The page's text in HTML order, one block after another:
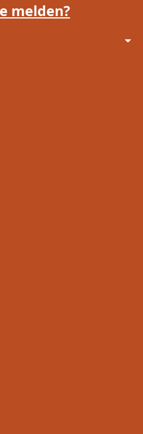
melden?